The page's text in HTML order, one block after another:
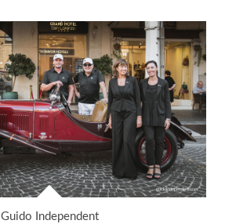
Guido Independent